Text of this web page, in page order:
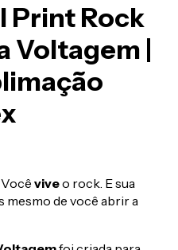
Print Rock
Voltagem |
viveo rock. E sua
mesmo de você abrir a